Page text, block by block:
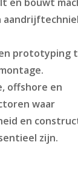
prototyping
offshore en
waar
en
zijn.